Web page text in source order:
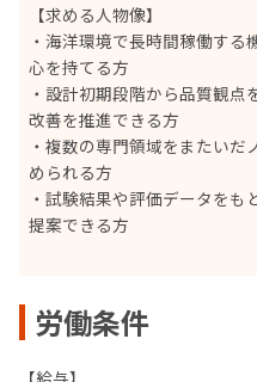
【求める人物像】
・海洋環境で長時間稼働す
心を持てる方
・設計初期段階から品質観
改善を推進できる方
・複数の専門領域をまたい
められる方
・試験結果や評価データを
提案できる方
労働条件
【給与】